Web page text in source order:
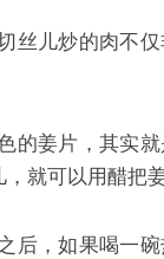
丝儿炒的肉不
的姜片，其实
就可以用醋把姜
后，如果喝一